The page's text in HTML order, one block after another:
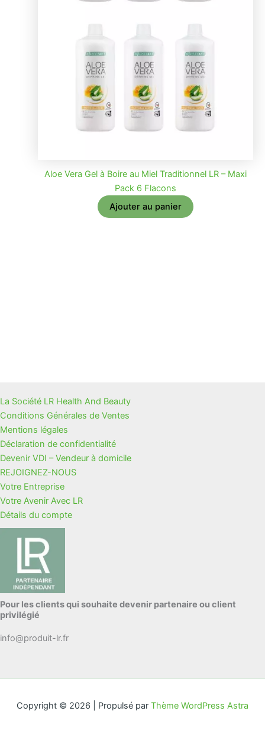
Aloe Vera Gel à Boire au Miel Traditionnel LR – Maxi
Pack 6 Flacons
Ajouter au panier
La Société LR Health And Beauty
Conditions Générales de Ventes
Mentions légales
Déclaration de confidentialité
Devenir VDI – Vendeur à domicile
REJOIGNEZ-NOUS
Votre Entreprise
Votre Avenir Avec LR
Détails du compte
Pour les clients qui souhaite devenir partenaire ou client
privilégié
info@produit-lr.fr
Copyright © 2026 | Propulsé par Thème WordPress Astra